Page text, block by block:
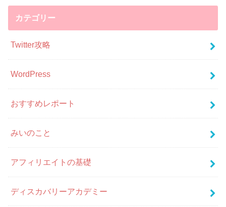
カテゴリー
Twitter攻略
WordPress
おすすめレポート
みいのこと
アフィリエイトの基礎
ディスカバリーアカデミー